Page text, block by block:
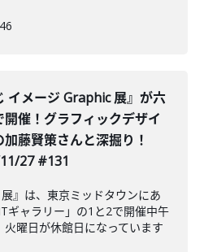
イメージ Graphic 展』が六
開催！グラフィックデザイ
加藤賢策さんと深掘り！
27 #131
』は、東京ミッドタウンにあ
ギャラリー」の1と2で開催中午
曜日が休館日になっています